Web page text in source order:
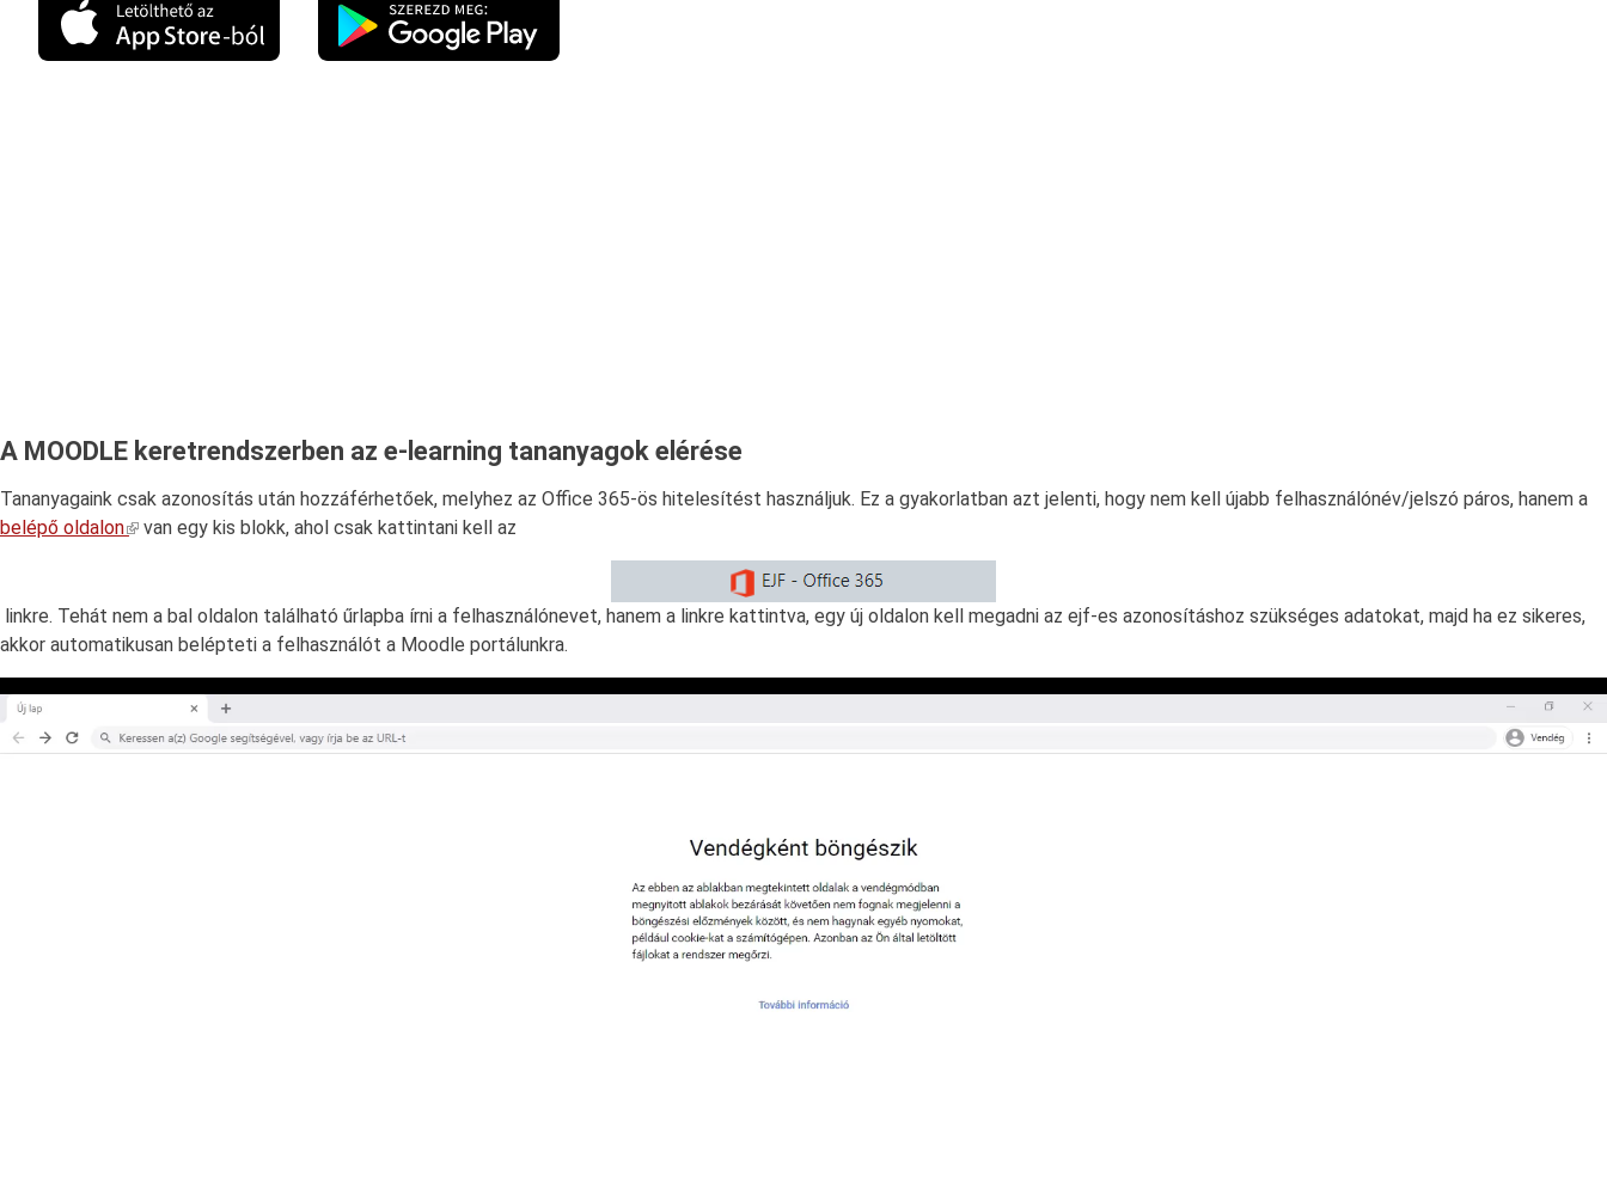
A MOODLE keretrendszerben az e-learning tananyagok elérése
Tananyagaink csak azonosítás után hozzáférhetőek, melyhez az Office 365-ös hitelesítést használjuk. Ez a gyakorlatban azt jelenti, hogy nem kell újabb felhasználónév/jelszó páros, hanem a
belépő oldalon
van egy kis blokk, ahol csak kattintani kell az
linkre. Tehát nem a bal oldalon található űrlapba írni a felhasználónevet, hanem a linkre kattintva, egy új oldalon kell megadni az ejf-es azonosításhoz szükséges adatokat, majd ha ez sikeres,
akkor automatikusan belépteti a felhasználót a Moodle portálunkra.